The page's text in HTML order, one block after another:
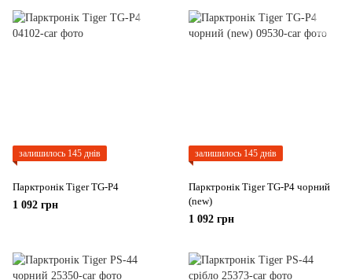
залишилось 145 днів
Парктронік Tiger TG-P4
1 092 грн
залишилось 145 днів
Парктронік Tiger TG-P4 чорний
(new)
1 092 грн